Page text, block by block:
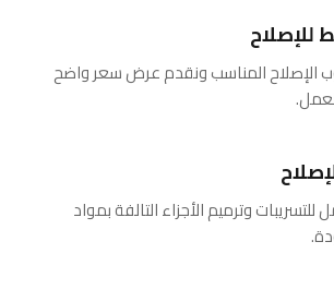
للإصلاح
الإصلاح المناسب ونقدم عرض سعر واضح
وترميم الأجزاء التالفة بمواد